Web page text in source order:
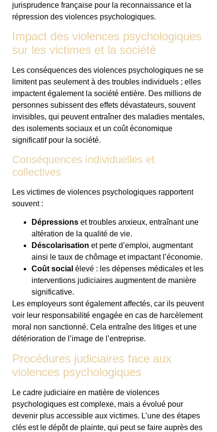
jurisprudence française pour la reconnaissance et la
répression des violences psychologiques.
Impact des violences psychologiques
sur les victimes et la société
Les conséquences des violences psychologiques ne se
limitent pas seulement à des troubles individuels ; elles
impactent également la société entière. Des millions de
personnes subissent des effets dévastateurs, souvent
invisibles, qui peuvent entraîner des maladies mentales,
des isolements sociaux et un coût économique
significatif pour la société.
Conséquences individuelles et
collectives
Les victimes de violences psychologiques rapportent
souvent :
Dépressions et troubles anxieux, entraînant une
altération de la qualité de vie.
Déscolarisation et perte d’emploi, augmentant
ainsi le taux de chômage et impactant l’économie.
Coût social élevé : les dépenses médicales et les
interventions judiciaires augmentent de manière
significative.
Les employeurs sont également affectés, car ils peuvent
voir leur responsabilité engagée en cas de harcèlement
moral non sanctionné. Cela entraîne des litiges et une
détérioration de l’image de l’entreprise.
Procédures judiciaires face aux
violences psychologiques
Le cadre judiciaire en matière de violences
psychologiques est complexe, mais a évolué pour
devenir plus accessible aux victimes. L’une des étapes
clés est le dépôt de plainte, qui peut se faire auprès des